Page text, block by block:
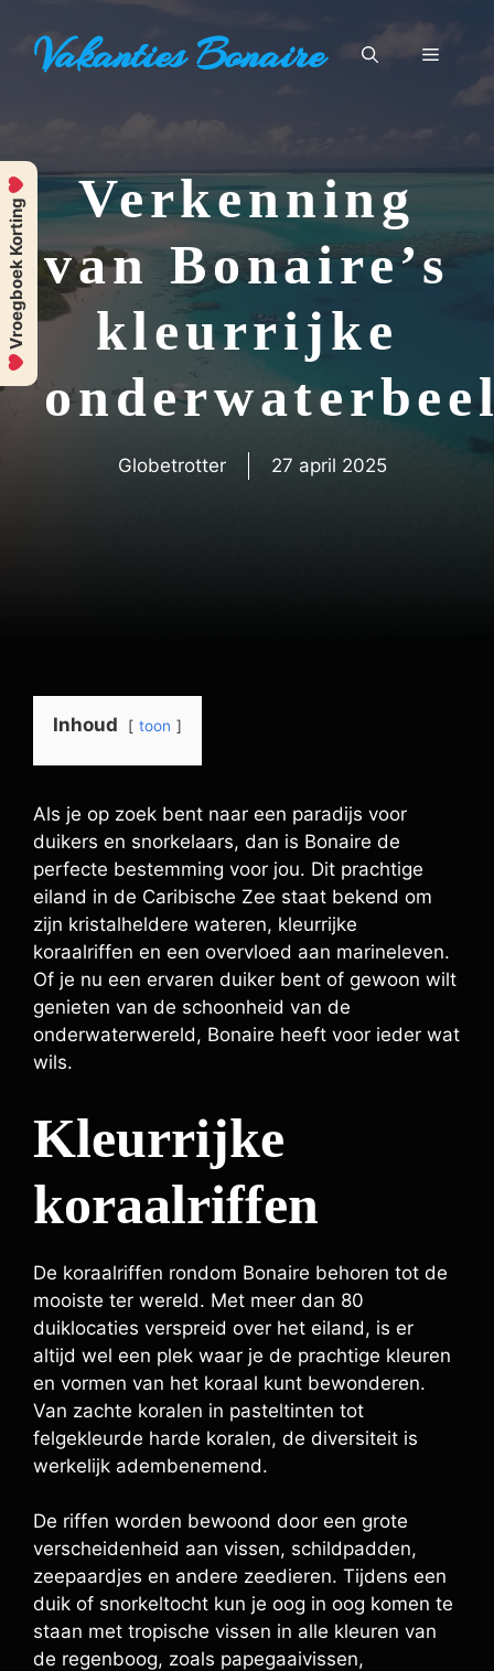
naarVakanties Bonaire Menu
Verkenning
van Bonaire’s
kleurrijke
Globetrotter 27 april 2025
Inhoud toon
Als je op zoek bent naar een paradijs voor
duikers en snorkelaars, dan is Bonaire de
perfecte bestemming voor jou. Dit prachtige
eiland in de Caribische Zee staat bekend om
zijn kristalheldere wateren, kleurrijke
koraalriffen en een overvloed aan marineleven.
Of je nu een ervaren duiker bent of gewoon wilt
genieten van de schoonheid van de
onderwaterwereld, Bonaire heeft voor ieder wat
wils.
Kleurrijke
koraalriffen
De koraalriffen rondom Bonaire behoren tot de
mooiste ter wereld. Met meer dan 80
duiklocaties verspreid over het eiland, is er
altijd wel een plek waar je de prachtige kleuren
en vormen van het koraal kunt bewonderen.
Van zachte koralen in pasteltinten tot
felgekleurde harde koralen, de diversiteit is
werkelijk adembenemend.
De riffen worden bewoond door een grote
verscheidenheid aan vissen, schildpadden,
zeepaardjes en andere zeedieren. Tijdens een
duik of snorkeltocht kun je oog in oog komen te
staan met tropische vissen in alle kleuren van
de regenboog, zoals papegaaivissen,
Vroegboek Korting